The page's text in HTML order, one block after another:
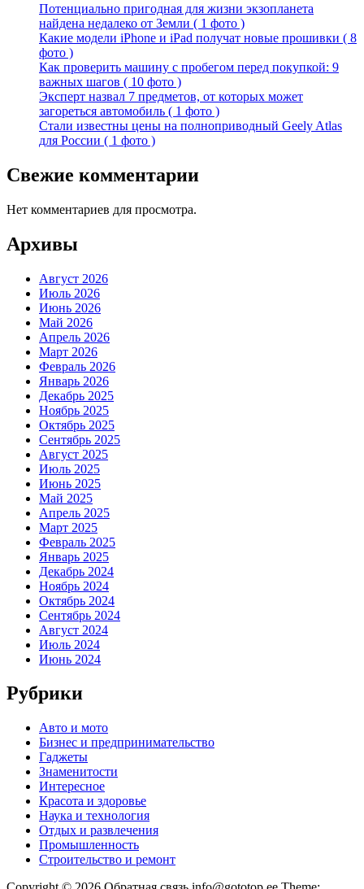
Потенциально пригодная для жизни экзопланета
найдена недалеко от Земли ( 1 фото )
Какие модели iPhone и iPad получат новые прошивки ( 8
фото )
Как проверить машину с пробегом перед покупкой: 9
важных шагов ( 10 фото )
Эксперт назвал 7 предметов, от которых может
загореться автомобиль ( 1 фото )
Стали известны цены на полноприводный Geely Atlas
для России ( 1 фото )
Свежие комментарии
Нет комментариев для просмотра.
Архивы
Август 2026
Июль 2026
Июнь 2026
Май 2026
Апрель 2026
Март 2026
Февраль 2026
Январь 2026
Декабрь 2025
Ноябрь 2025
Октябрь 2025
Сентябрь 2025
Август 2025
Июль 2025
Июнь 2025
Май 2025
Апрель 2025
Март 2025
Февраль 2025
Январь 2025
Декабрь 2024
Ноябрь 2024
Октябрь 2024
Сентябрь 2024
Август 2024
Июль 2024
Июнь 2024
Рубрики
Авто и мото
Бизнес и предпринимательство
Гаджеты
Знаменитости
Интересное
Красота и здоровье
Наука и технология
Отдых и развлечения
Промышленность
Строительство и ремонт